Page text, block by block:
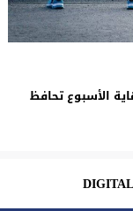
الأسبوع تحافظ